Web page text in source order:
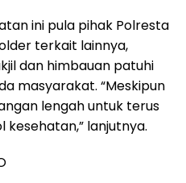
ini pula pihak Polresta
terkait lainnya,
dan himbauan patuhi
masyarakat. “Meskipun
lengah untuk terus
lanjutnya.